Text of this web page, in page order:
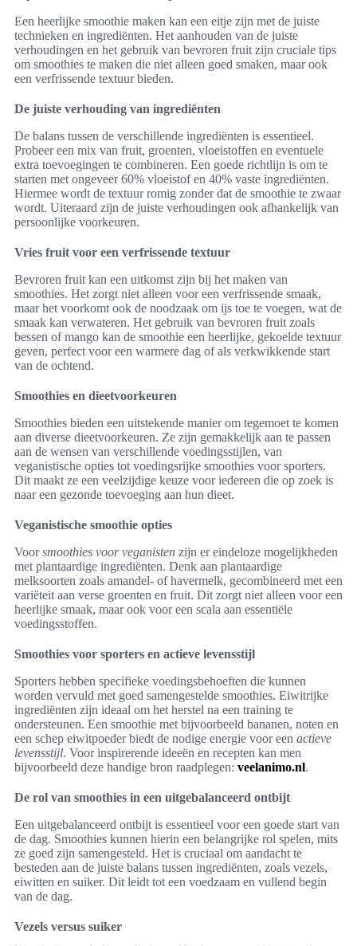
Een heerlijke smoothie maken kan een eitje zijn met de juiste
technieken en ingrediënten. Het aanhouden van de juiste
verhoudingen en het gebruik van bevroren fruit zijn cruciale tips
om smoothies te maken die niet alleen goed smaken, maar ook
een verfrissende textuur bieden.
De juiste verhouding van ingrediënten
De balans tussen de verschillende ingrediënten is essentieel.
Probeer een mix van fruit, groenten, vloeistoffen en eventuele
extra toevoegingen te combineren. Een goede richtlijn is om te
starten met ongeveer 60% vloeistof en 40% vaste ingrediënten.
Hiermee wordt de textuur romig zonder dat de smoothie te zwaar
wordt. Uiteraard zijn de juiste verhoudingen ook afhankelijk van
persoonlijke voorkeuren.
Vries fruit voor een verfrissende textuur
Bevroren fruit kan een uitkomst zijn bij het maken van
smoothies. Het zorgt niet alleen voor een verfrissende smaak,
maar het voorkomt ook de noodzaak om ijs toe te voegen, wat de
smaak kan verwateren. Het gebruik van bevroren fruit zoals
bessen of mango kan de smoothie een heerlijke, gekoelde textuur
geven, perfect voor een warmere dag of als verkwikkende start
van de ochtend.
Smoothies en dieetvoorkeuren
Smoothies bieden een uitstekende manier om tegemoet te komen
aan diverse dieetvoorkeuren. Ze zijn gemakkelijk aan te passen
aan de wensen van verschillende voedingsstijlen, van
veganistische opties tot voedingsrijke smoothies voor sporters.
Dit maakt ze een veelzijdige keuze voor iedereen die op zoek is
naar een gezonde toevoeging aan hun dieet.
Veganistische smoothie opties
Voorsmoothies voor veganisten zijn er eindeloze mogelijkheden
met plantaardige ingrediënten. Denk aan plantaardige
melksoorten zoals amandel- of havermelk, gecombineerd met een
variëteit aan verse groenten en fruit. Dit zorgt niet alleen voor een
heerlijke smaak, maar ook voor een scala aan essentiële
voedingsstoffen.
Smoothies voor sporters en actieve levensstijl
Sporters hebben specifieke voedingsbehoeften die kunnen
worden vervuld met goed samengestelde smoothies. Eiwitrijke
ingrediënten zijn ideaal om het herstel na een training te
ondersteunen. Een smoothie met bijvoorbeeld bananen, noten en
een schep eiwitpoeder biedt de nodige energie voor een actieve
levensstijl. Voor inspirerende ideeën en recepten kan men
bijvoorbeeld deze handige bron raadplegen: veelanimo.nl.
De rol van smoothies in een uitgebalanceerd ontbijt
Een uitgebalanceerd ontbijt is essentieel voor een goede start van
de dag. Smoothies kunnen hierin een belangrijke rol spelen, mits
ze goed zijn samengesteld. Het is cruciaal om aandacht te
besteden aan de juiste balans tussen ingrediënten, zoals vezels,
eiwitten en suiker. Dit leidt tot een voedzaam en vullend begin
van de dag.
Vezels versus suiker